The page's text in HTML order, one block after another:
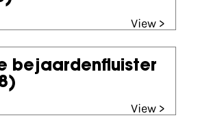
View >
bejaardenfluister
View >